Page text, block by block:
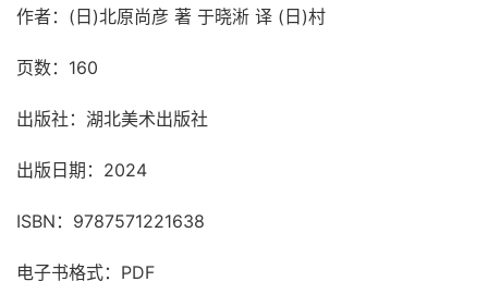
作者：(日)北原尚彦 著 于晓淅 译 (日)村
页数：160
出版社：湖北美术出版社
出版日期：2024
ISBN：9787571221638
电子书格式：PDF